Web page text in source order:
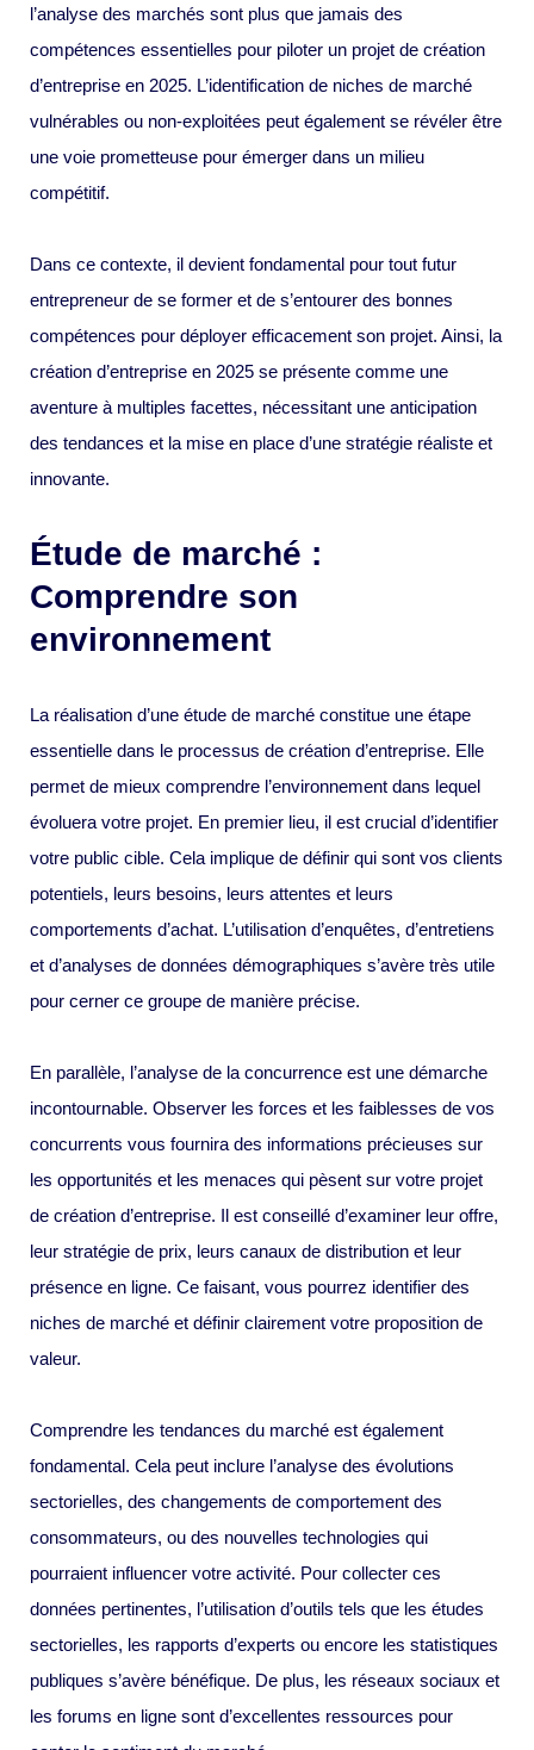
l’analyse des marchés sont plus que jamais des
compétences essentielles pour piloter un projet de création
d’entreprise en 2025. L’identification de niches de marché
vulnérables ou non-exploitées peut également se révéler être
une voie prometteuse pour émerger dans un milieu
compétitif.
Dans ce contexte, il devient fondamental pour tout futur
entrepreneur de se former et de s’entourer des bonnes
compétences pour déployer efficacement son projet. Ainsi, la
création d’entreprise en 2025 se présente comme une
aventure à multiples facettes, nécessitant une anticipation
des tendances et la mise en place d’une stratégie réaliste et
innovante.
Étude de marché :
Comprendre son
environnement
La réalisation d’une étude de marché constitue une étape
essentielle dans le processus de création d’entreprise. Elle
permet de mieux comprendre l’environnement dans lequel
évoluera votre projet. En premier lieu, il est crucial d’identifier
votre public cible. Cela implique de définir qui sont vos clients
potentiels, leurs besoins, leurs attentes et leurs
comportements d’achat. L’utilisation d’enquêtes, d’entretiens
et d’analyses de données démographiques s’avère très utile
pour cerner ce groupe de manière précise.
En parallèle, l’analyse de la concurrence est une démarche
incontournable. Observer les forces et les faiblesses de vos
concurrents vous fournira des informations précieuses sur
les opportunités et les menaces qui pèsent sur votre projet
de création d’entreprise. Il est conseillé d’examiner leur offre,
leur stratégie de prix, leurs canaux de distribution et leur
présence en ligne. Ce faisant, vous pourrez identifier des
niches de marché et définir clairement votre proposition de
valeur.
Comprendre les tendances du marché est également
fondamental. Cela peut inclure l’analyse des évolutions
sectorielles, des changements de comportement des
consommateurs, ou des nouvelles technologies qui
pourraient influencer votre activité. Pour collecter ces
données pertinentes, l’utilisation d’outils tels que les études
sectorielles, les rapports d’experts ou encore les statistiques
publiques s’avère bénéfique. De plus, les réseaux sociaux et
les forums en ligne sont d’excellentes ressources pour